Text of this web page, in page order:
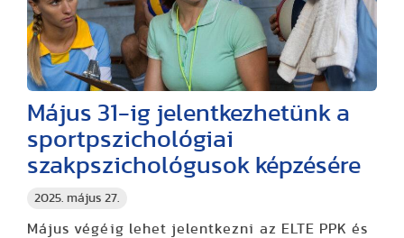
2025. május 27.
Május 31-ig jelentkezhetünk a
sportpszichológiai
szakpszichológusok képzésére
Május végéig lehet jelentkezni az ELTE PPK és